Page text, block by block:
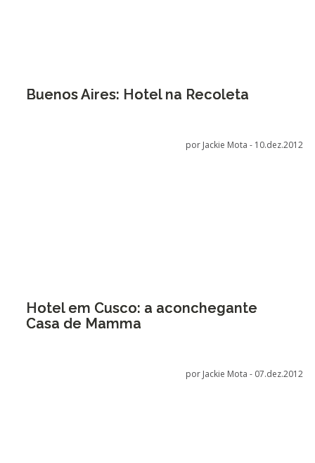
Buenos Aires: Hotel na Recoleta
por Jackie Mota - 10.dez.2012
Hotel em Cusco: a aconchegante
Casa de Mamma
por Jackie Mota - 07.dez.2012